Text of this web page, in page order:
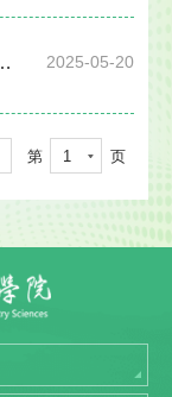
2025-05-20
第 1 页